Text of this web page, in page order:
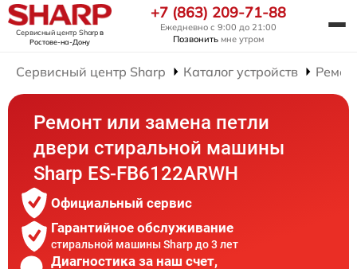
Сервисный центр Sharpв
Ростове-на-Дону
+7 (863) 209-71-88
Ежедневно с 9:00 до 21:00
Позвонить мне утром
Сервисный центр Sharp Каталог устройств
Ремонт или замена петли
двери стиральной машины
Sharp ES-FB6122ARWH
Официальный сервис
Гарантийное обслуживание
стиральной машины Sharp до 3 лет
Диагностика за наш счет,